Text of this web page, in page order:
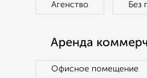
Агенство Без
Аренда
Офисное помещение